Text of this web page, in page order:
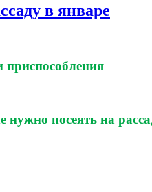
в январе
приспособления
посеять на